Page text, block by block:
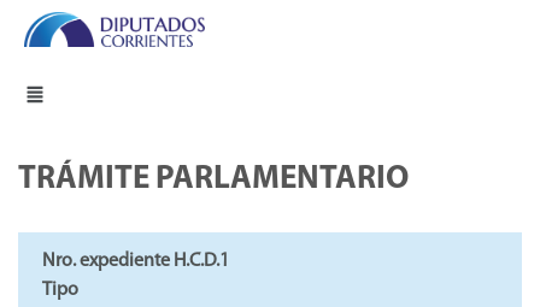
TRÁMITE PARLAMENTARIO
Nro. expediente H.C.D.1
Tipo